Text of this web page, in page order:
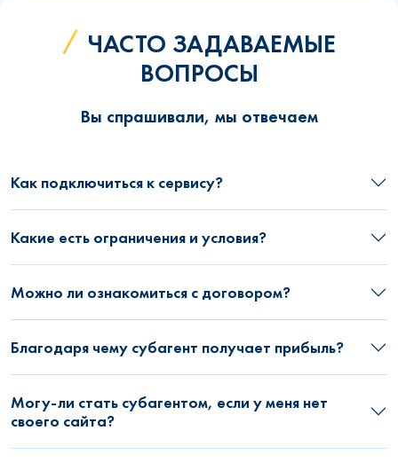
ЧАСТО ЗАДАВАЕМЫЕ
ВОПРОСЫ
Вы спрашивали, мы отвечаем
Как подключиться к сервису?
Какие есть ограничения и условия?
Можно ли ознакомиться с договором?
Благодаря чему субагент получает прибыль?
Могу-ли стать субагентом, если у меня нет
своего сайта?